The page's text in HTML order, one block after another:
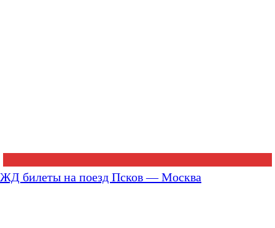
ЖД билеты на поезд Псков — Москва